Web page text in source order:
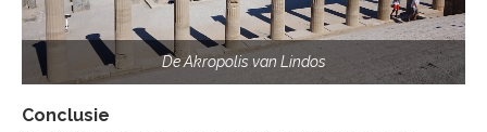
De Akropolis van Lindos
Conclusie